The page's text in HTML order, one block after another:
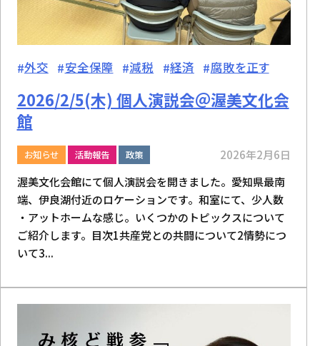
外交 安全保障 減税 経済 腐敗を正す
2026/2/5(木) 個人演説会＠渥美文化会
館
お知らせ 活動報告 政策
2026年2月6日
渥美文化会館にて個人演説会を開きました。愛知県最南
端、伊良湖付近のロケーションです。和室にて、少人数
・アットホームな感じ。いくつかのトピックスについて
ご紹介します。目次1共産党との共闘について2情勢につ
いて3...